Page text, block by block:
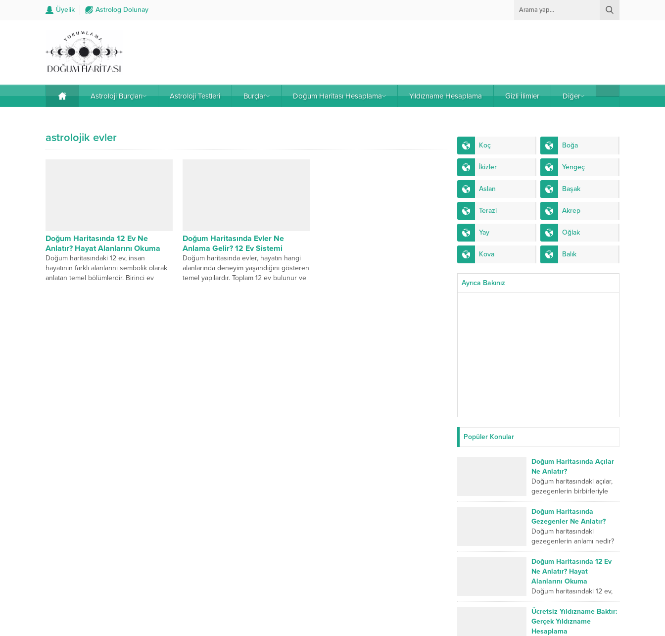
Üyelik Astrolog Dolunay
Astroloji Burçları Astroloji Testleri Burçlar Doğum Haritası Hesaplama Yıldızname Hesaplama Gizli İlimler Diğer
astrolojik evler
Doğum Haritasında 12 Ev Ne
Anlatır? Hayat Alanlarını Okuma
Doğum haritasındaki 12 ev, insan
hayatının farklı alanlarını sembolik olarak
anlatan temel bölümlerdir. Birinci ev
Doğum Haritasında Evler Ne
Anlama Gelir? 12 Ev Sistemi
Doğum haritasında evler, hayatın hangi
alanlarında deneyim yaşandığını gösteren
temel yapılardır. Toplam 12 ev bulunur ve
Koç Boğa
İkizler Yengeç
Aslan Başak
Terazi Akrep
Yay Oğlak
Kova Balık
Ayrıca Bakınız
Popüler Konular
Doğum Haritasında Açılar
Ne Anlatır?
Doğum haritasındaki açılar,
gezegenlerin birbirleriyle
kurduğu geometrik ilişkileri
ve kişinin iç dünyasındaki
farklı enerjilerin nasıl
çalıştığını gösterir. Kavuşum
açısı iki...
Doğum Haritasında
Gezegenler Ne Anlatır?
Doğum haritasındaki
gezegenlerin anlamı nedir?
İnsanın karakterini,
duygularını, düşünme
biçimini, ilişkilerini, mücadele
gücünü ve yaşam
yolculuğunda geliştirmesi
gereken yönlerini sembolik...
Doğum Haritasında 12 Ev
Ne Anlatır? Hayat
Alanlarını Okuma
Doğum haritasındaki 12 ev,
insan hayatının farklı
alanlarını sembolik olarak
anlatan temel bölümlerdir.
Birinci ev kişinin dış dünyaya
Ücretsiz Yıldızname Baktır:
Gerçek Yıldızname
Hesaplama